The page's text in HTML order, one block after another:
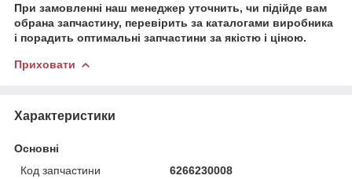
При замовленні наш менеджер уточнить, чи підійде вам
обрана запчастину, перевірить за каталогами виробника
і порадить оптимальні запчастини за якістю і ціною.
Приховати
Характеристики
Основні
Код запчастини
6266230008